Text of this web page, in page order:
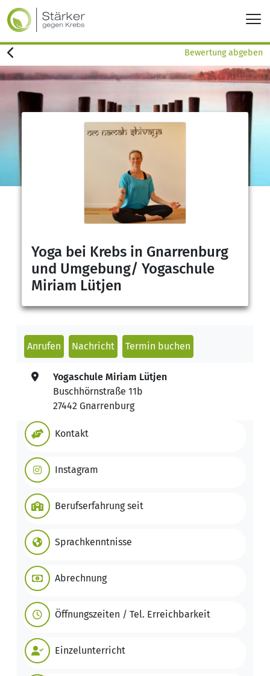
Bewertung abgeben
Yoga bei Krebs in Gnarrenburg
und Umgebung/ Yogaschule
Miriam Lütjen
Anrufen Nachricht Termin buchen
Yogaschule Miriam Lütjen
Buschhörnstraße 11b
27442 Gnarrenburg
Kontakt
Instagram
Berufserfahrung seit
Sprachkenntnisse
Abrechnung
Öffnungszeiten / Tel. Erreichbarkeit
Einzelunterricht